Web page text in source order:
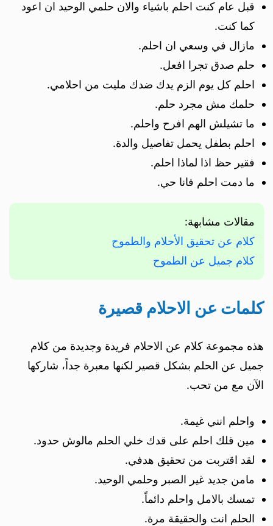
قبل عام كنت احلم باشياء والان حلمي الوحيد ان اعود
كما كنت.
مازال في وسعي ان احلم.
حلم صدق تجرا افعل.
احلم كل يوم الزم يدك ضدك مليت من احلامي.
حلمك مش مجرد حلم.
ما تشيلش الهم افرح واحلم.
احلم بطفل يحمل تفاصيل والدة.
فقير حظ اذا لماذا احلم.
ما دمت احلم فانا حي.
مقالات مشابهة:
كلام عن تحقيق الأحلام والطموح
كلام جميل عن الطموح
كلمات عن الاحلام قصيرة
هذه مجموعة كلام عن الاحلام فريدة وجديدة من كلام
جميل عن الحلم بشكل قصير لكنها معبرة جداً، شاركها
الآن مع من تحب.
واحلم انني غيمة.
مين قلك احلم على قدك خلي الحلم مالوش حدود.
لقد اقتربت من تحقيق هدفي.
مامن جديد غير الصبر وحلمي الوحيد.
تمسك بالامل واحلم دائماً.
الحلم انت والحقيقة مرة.